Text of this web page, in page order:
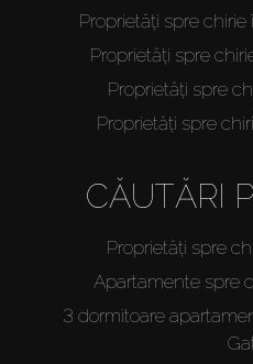
Proprietăți spre
Proprietăți spre
Proprietăți spre
Proprietăți spre
CĂUTĂRI
Proprietăți spre
Apartamente spre
3 dormitoare